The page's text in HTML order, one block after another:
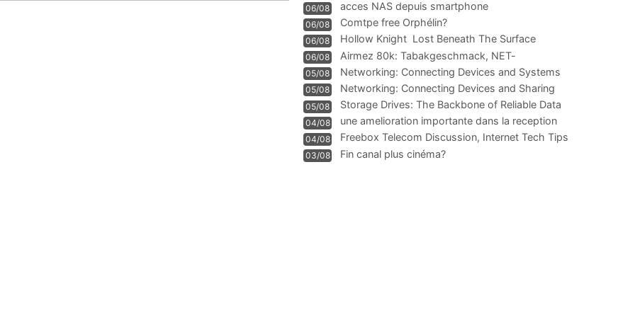
06/08 acces NAS depuis smartphone
06/08 Comtpe free Orphélin?
06/08 Hollow Knight  Lost Beneath The Surface
06/08
Airmez 80k: Tabakgeschmack, NET-
Technologie und Leistung im
05/08 Networking: Connecting Devices and Systems
05/08
Networking: Connecting Devices and Sharing
Information
05/08
Storage Drives: The Backbone of Reliable Data
Management
04/08
une amelioration importante dans la reception
WIFI
04/08
Freebox Telecom Discussion, Internet Tech Tips
Communi
03/08 Fin canal plus cinéma?